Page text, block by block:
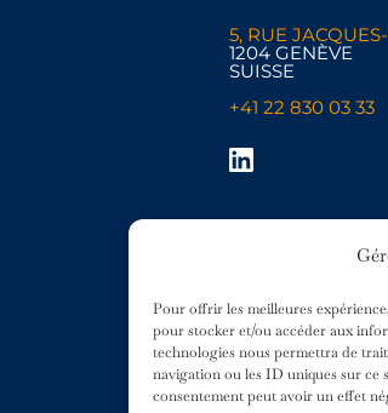
Pour offrir les meilleures
pour stocker et/ou accéder aux
technologies nous permettra de
navigation ou les ID uniques sur ce
consentement peut avoir un effet
5, RUE
1204 GENÈVE
SUISSE
+41 22 830 03 33